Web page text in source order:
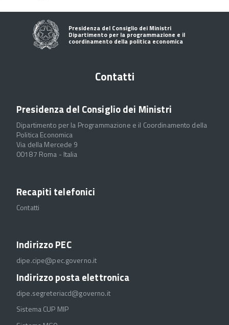
Presidenza del Consiglio dei Ministri
Dipartimento per la programmazione e il
coordinamento della politica economica
Contatti
Presidenza del Consiglio dei Ministri
Dipartimento per la Programmazione e il Coordinamento della
Politica Economica
Via della Mercede 9
00187 Roma - Italia
Recapiti telefonici
Contatti
Indirizzo PEC
dipe.cipe@pec.governo.it
Indirizzo posta elettronica
dipe.segreteriacd@governo.it
Sistema CUP MIP